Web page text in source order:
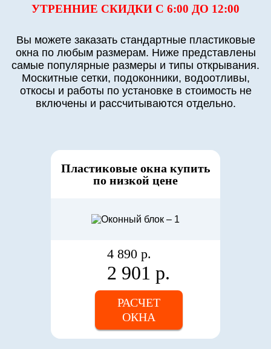
УТРЕННИЕ СКИДКИ С 6:00 ДО 12:00
Вы можете заказать стандартные пластиковые
окна по любым размерам. Ниже представлены
самые популярные размеры и типы открывания.
Москитные сетки, подоконники, водоотливы,
откосы и работы по установке в стоимость не
включены и рассчитываются отдельно.
Пластиковые окна купить
по низкой цене
4 890 р.
2 901 р.
РАСЧЕТ
ОКНА